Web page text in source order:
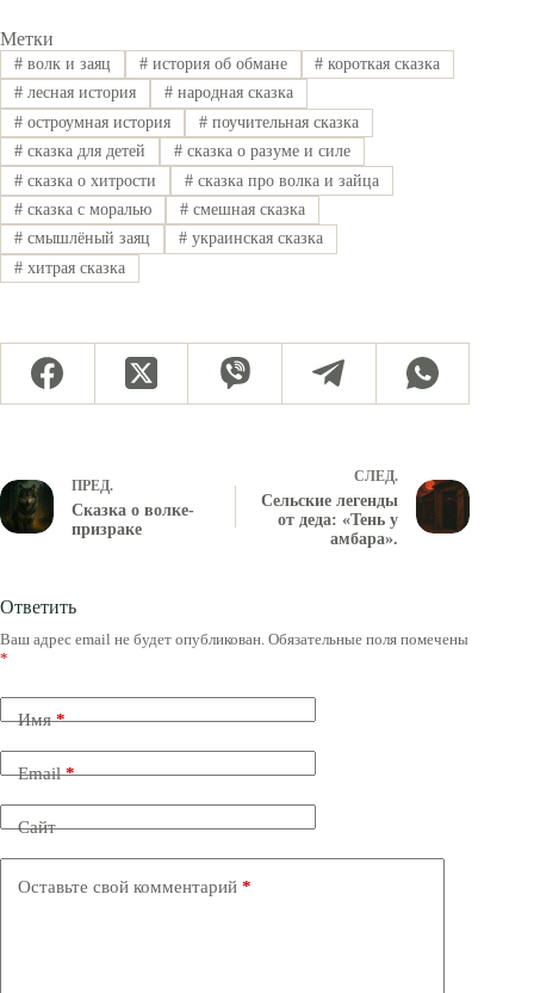
Метки
#волк и заяц #история об обмане # короткая сказка
#лесная история #народная сказка
#остроумная история #поучительная сказка
#сказка для детей #сказка о разуме и силе
#сказка о хитрости #сказка про волка и зайца
#сказка с моралью #смешная сказка
#смышлёный заяц #украинская сказка
#хитрая сказка
ПРЕД.
Сказка о волке-
призраке
СЛЕД.
Сельские легенды
от деда: «Тень у
амбара».
Ответить
Ваш адрес email не будет опубликован. Обязательные поля помечены
*
Имя*
Email*
Сайт
Оставьте свой комментарий *